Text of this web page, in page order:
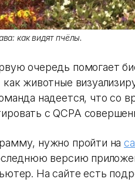
как видят пчёлы.
очередь помогает
животные
надеется, что со
с QCPA
нужно пройти на
версию
На сайте есть